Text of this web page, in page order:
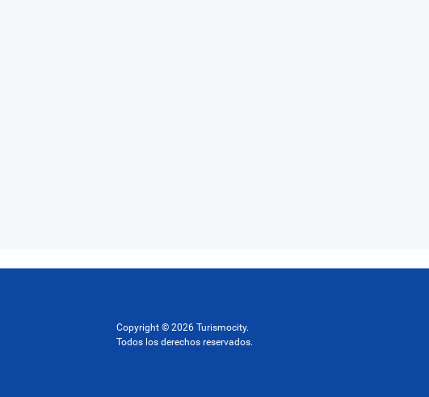
Copyright © 2026 Turismocity.
Todos los derechos reservados.